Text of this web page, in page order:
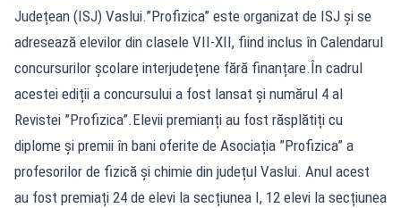
Județean (ISJ) Vaslui.”Profizica” este organizat de ISJ și se
adresează elevilor din clasele VII-XII, fiind inclus în Calendarul
concursurilor școlare interjudețene fără finanțare.În cadrul
acestei ediții a concursului a fost lansat și numărul 4 al
Revistei ”Profizica”.Elevii premianți au fost răsplătiți cu
diplome și premii în bani oferite de Asociația ”Profizica” a
profesorilor de fizică și chimie din județul Vaslui. Anul acest
au fost premiați 24 de elevi la secțiunea I, 12 elevi la secțiunea